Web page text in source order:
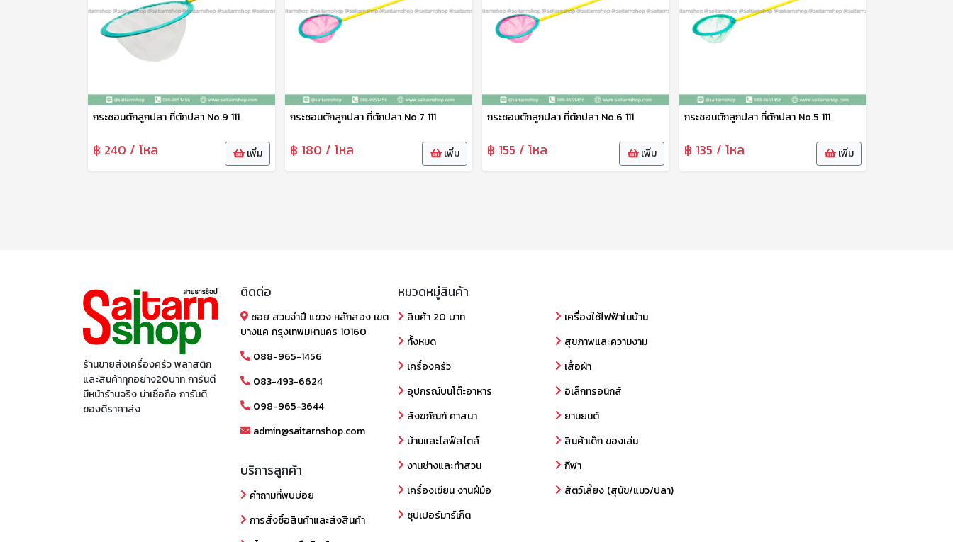
กระชอนตักลูกปลา ที่ตักปลา No.9 111
฿ 240 / โหล เพิ่ม
กระชอนตักลูกปลา ที่ตักปลา No.7 111
฿ 180 / โหล เพิ่ม
กระชอนตักลูกปลา ที่ตักปลา No.6 111
฿ 155 / โหล เพิ่ม
กระชอนตักลูกปลา ที่ตักปลา No.5 111
฿ 135 / โหล เพิ่ม
ร้านขายส่งเครื่องครัว พลาสติก
และสินค้าทุกอย่าง20บาท การันตี
มีหน้าร้านจริง น่าเชื่อถือ การันตี
ของดีราคาส่ง
ติดต่อ
ซอย สวนจำปี แขวง หลักสอง เขต
บางแค กรุงเทพมหานคร 10160
088-965-1456
083-493-6624
098-965-3644
admin@saitarnshop.com
บริการลูกค้า
คำถามที่พบบ่อย
การสั่งซื้อสินค้าและส่งสินค้า
หมวดหมู่สินค้า
สินค้า 20 บาท
ทั้งหมด
เครื่องครัว
อุปกรณ์บนโต๊ะอาหาร
สังฆภัณฑ์ ศาสนา
บ้านและไลฟ์สไตล์
งานช่างและทำสวน
เครื่องเขียน งานฝีมือ
ซุปเปอร์มาร์เก็ต
เครื่องใช้ไฟฟ้าในบ้าน
สุขภาพและความงาม
เสื้อผ้า
อิเล็กทรอนิกส์
ยานยนต์
สินค้าเด็ก ของเล่น
กีฬา
สัตว์เลี้ยง (สุนัข/แมว/ปลา)